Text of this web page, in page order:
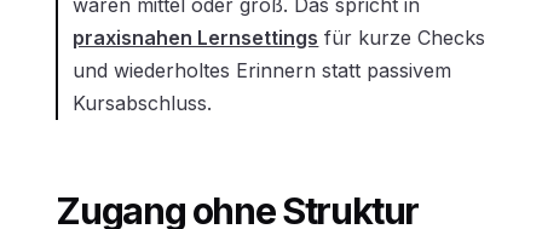
praxisnahen Lernsettings für kurze Checks
und wiederholtes Erinnern statt passivem
Kursabschluss.
Zugang ohne Struktur